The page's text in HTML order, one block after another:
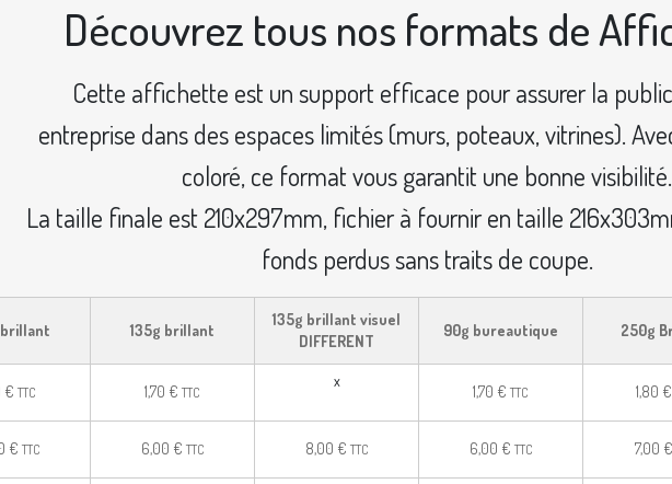
Découvrez tous nos formats de
Cette affichette est un support efficace pour assurer la
entreprise dans des espaces limités (murs, poteaux, vitrines).
coloré, ce format vous garantit une bonne visibilité.
La taille finale est 210x297mm, fichier à fournir en taille
fonds perdus sans traits de coupe.
brillant 135g brillant
135g brillant visuel
DIFFERENT
90g bureautique 250g
€ TTC 1,70 € TTC
x
1,70 € TTC 1,80 €
€ TTC 6,00 € TTC 8,00 € TTC 6,00 € TTC 7,00 €